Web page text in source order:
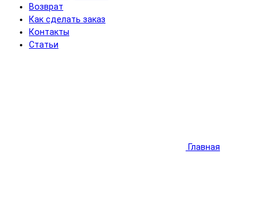
Возврат
Как сделать заказ
Контакты
Статьи
Главная